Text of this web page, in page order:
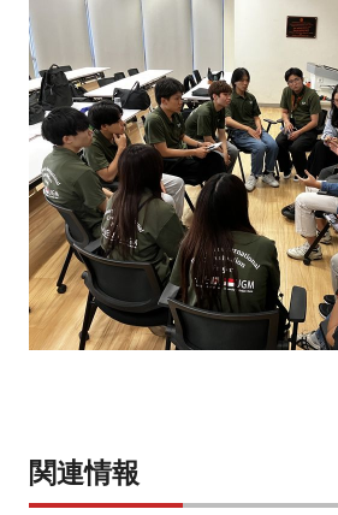
関連情報